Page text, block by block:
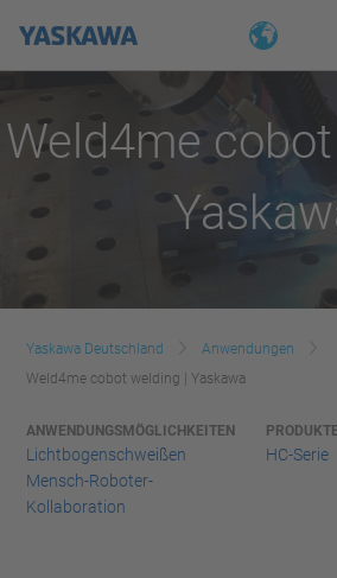
Weld4me
Yaskawa Deutschland
Anwendungen
Weld4me cobot welding | Yaskawa
ANWENDUNGSMÖGLICHKEITEN
Lichtbogenschweißen
Mensch-Roboter-
Kollaboration
PRODUKTE
HC-Serie